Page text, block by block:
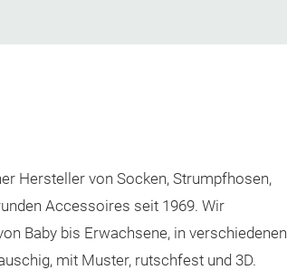
Hersteller von Socken, Strumpfhosen,
Accessoires seit 1969. Wir
Baby bis Erwachsene, in verschiedenen
mit Muster, rutschfest und 3D.